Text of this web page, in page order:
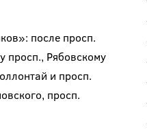
после просп.
просп., Рябовскому
и просп.
просп.